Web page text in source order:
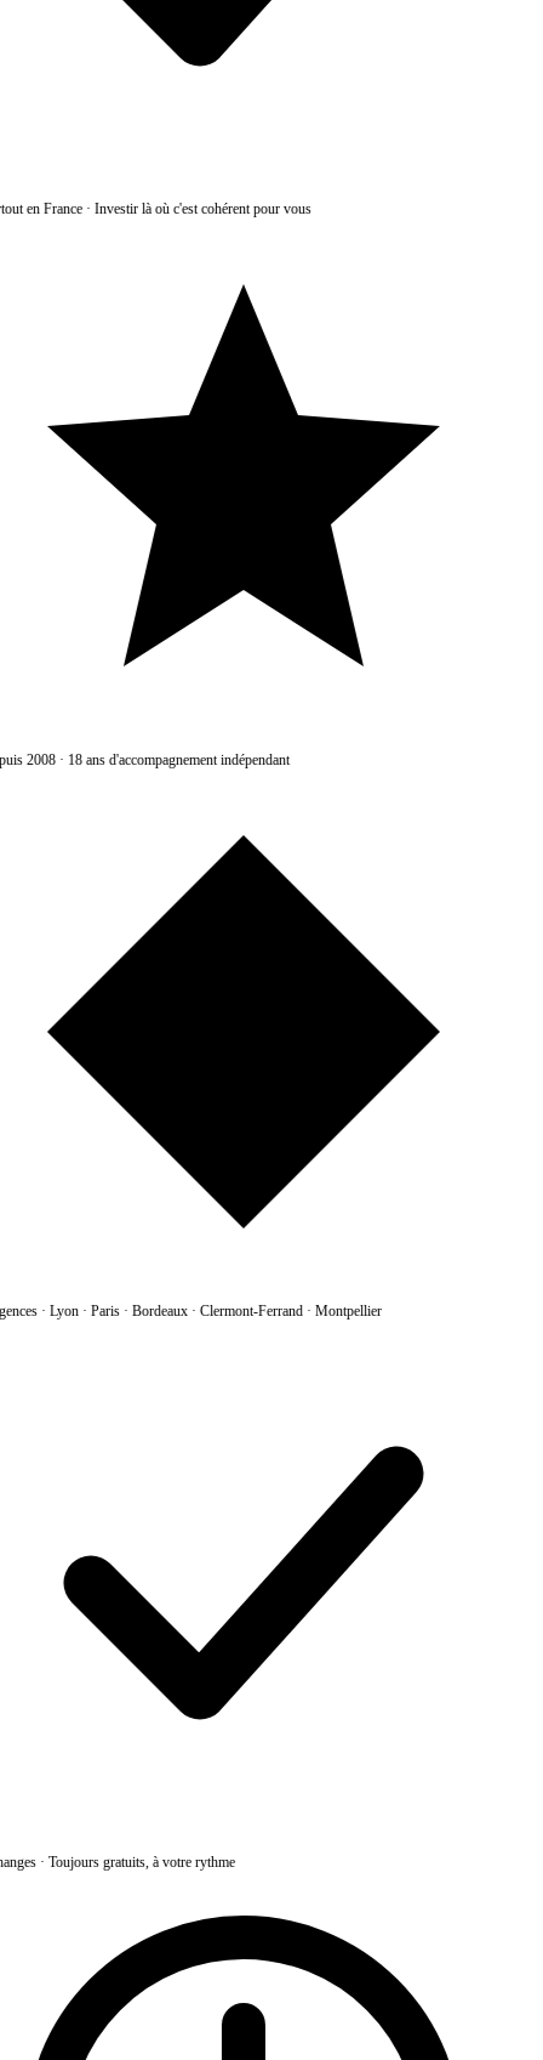
en France·Investir là où c'est cohérent pour vous
2008·18 ans d'accompagnement indépendant
·Lyon · Paris · Bordeaux · Clermont-Ferrand · Montpellier
·Toujours gratuits, à votre rythme